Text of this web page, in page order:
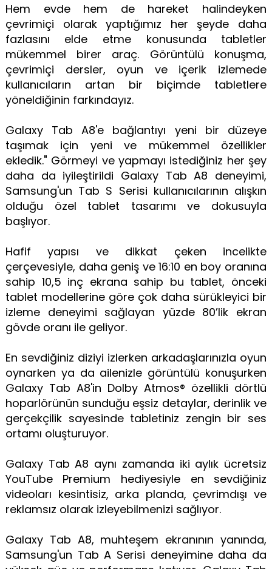
Hem evde hem de hareket halindeyken
çevrimiçi olarak yaptığımız her şeyde daha
fazlasını elde etme konusunda tabletler
mükemmel birer araç. Görüntülü konuşma,
çevrimiçi dersler, oyun ve içerik izlemede
kullanıcıların artan bir biçimde tabletlere
yöneldiğinin farkındayız.
Galaxy Tab A8'e bağlantıyı yeni bir düzeye
taşımak için yeni ve mükemmel özellikler
ekledik." Görmeyi ve yapmayı istediğiniz her şey
daha da iyileştirildi Galaxy Tab A8 deneyimi,
Samsung'un Tab S Serisi kullanıcılarının alışkın
olduğu özel tablet tasarımı ve dokusuyla
başlıyor.
Hafif yapısı ve dikkat çeken incelikte
çerçevesiyle, daha geniş ve 16:10 en boy oranına
sahip 10,5 inç ekrana sahip bu tablet, önceki
tablet modellerine göre çok daha sürükleyici bir
izleme deneyimi sağlayan yüzde 80’lik ekran
gövde oranı ile geliyor.
En sevdiğiniz diziyi izlerken arkadaşlarınızla oyun
oynarken ya da ailenizle görüntülü konuşurken
Galaxy Tab A8'in Dolby Atmos® özellikli dörtlü
hoparlörünün sunduğu eşsiz detaylar, derinlik ve
gerçekçilik sayesinde tabletiniz zengin bir ses
ortamı oluşturuyor.
Galaxy Tab A8 aynı zamanda iki aylık ücretsiz
YouTube Premium hediyesiyle en sevdiğiniz
videoları kesintisiz, arka planda, çevrimdışı ve
reklamsız olarak izleyebilmenizi sağlıyor.
Galaxy Tab A8, muhteşem ekranının yanında,
Samsung'un Tab A Serisi deneyimine daha da